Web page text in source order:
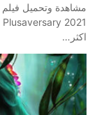
اكثر…